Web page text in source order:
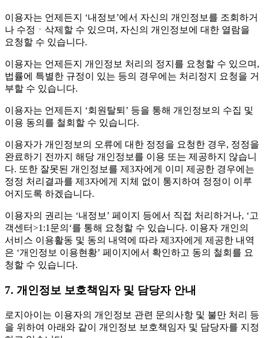
이용자는 언제든지 ‘내정보’에서 자신의 개인정보를 조회하거
나 수정ㆍ삭제할 수 있으며, 자신의 개인정보에 대한 열람을
요청할 수 있습니다.
이용자는 언제든지 개인정보 처리의 정지를 요청할 수 있으며,
법률에 특별한 규정이 있는 등의 경우에는 처리정지 요청을 거
부할 수 있습니다.
이용자는 언제든지 ‘회원탈퇴’ 등을 통해 개인정보의 수집 및
이용 동의를 철회할 수 있습니다.
이용자가 개인정보의 오류에 대한 정정을 요청한 경우, 정정을
완료하기 전까지 해당 개인정보를 이용 또는 제공하지 않습니
다. 또한 잘못된 개인정보를 제3자에게 이미 제공한 경우에는
정정 처리결과를 제3자에게 지체 없이 통지하여 정정이 이루
어지도록 하겠습니다.
이용자의 권리는 ‘내정보’ 페이지 등에서 직접 처리하거나, ‘고
객센터>1:1문의‘를 통해 요청할 수 있습니다. 이용자 개인의
서비스 이용활동 및 동의 내역에 따라 제3자에게 제공한 내역
은 ‘개인정보 이용현황’ 페이지에서 확인하고 동의 철회를 요
청할 수 있습니다.
7. 개인정보 보호책임자 및 담당자 안내
로지아이는 이용자의 개인정보 관련 문의사항 및 불만 처리 등
을 위하여 아래와 같이 개인정보 보호책임자 및 담당자를 지정